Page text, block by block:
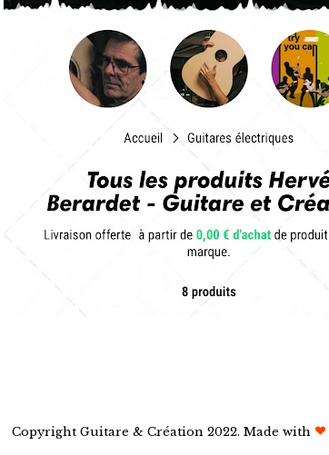
Copyright Guitare & Création 2022. Made with